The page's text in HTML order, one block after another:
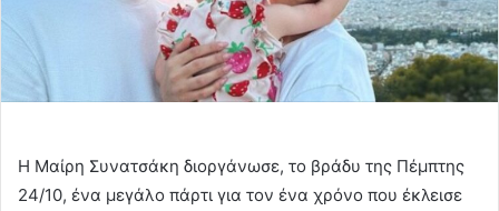
Η Μαίρη Συνατσάκη διοργάνωσε, το βράδυ της Πέμπτης
24/10, ένα μεγάλο πάρτι για τον ένα χρόνο που έκλεισε